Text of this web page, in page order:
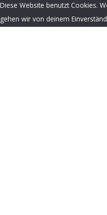
Diese Website benutzt Cookies.
gehen wir von deinem